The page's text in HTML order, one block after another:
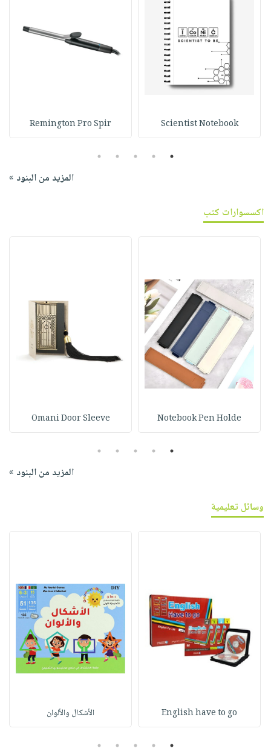
Scientist Notebook
Remington Pro Spir
1
2
3
4
5
المزيد من البنود »
اكسسوارات كتب
Notebook Pen Holde
Omani Door Sleeve
1
2
3
4
5
المزيد من البنود »
وسائل تعليمية
English have to go الأشكال والألوان
1
2
3
4
5